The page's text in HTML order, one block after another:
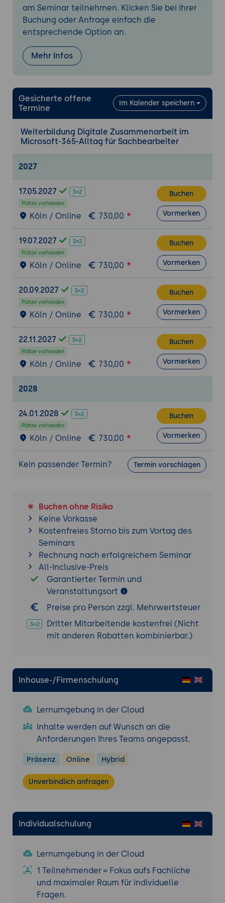
Inhalte teilen
Sofern Copilot lizenziert ist:
Besprechungen zusammenfassen und
Verpasstes aufholen
Praxis-Übung:
gemeinsam an der Kanaldatei arbeiten.
4. Teilen, Berechtigungen und Links sicher
handhaben
Über Links teilen statt Anhänge versenden
Intern, für bestimmte Personen oder
Lese- und Bearbeitungsrechte bewusst
Wann Vorsicht geboten ist und was nicht
Praxis-Übung:
Eine Datei mit gezielten
Rechten an eine Person freigeben und
einen sicheren Freigabelink erstellen.
5. Wiederfinden und Ordnung halten
Dateien und Inhalte gezielt suchen und
wiederfinden
Sinnvolle Benennung und Ablagestruktur
im Team
Sofern Copilot lizenziert ist: Dateien
finden und Inhalte zusammenfassen
lassen
Praxis-Übung:
Eine kleine Ablagestruktur
gezielt wiederfinden.
6. Sicher zusammenarbeiten als Gewohnheit
und Peer-Review
Die wichtigsten Routinen für den Alltag
zusammenführen
Praxis-Übung (Peer-Review):Die Ablage-
Auffindbarkeit und sichere Freigabe prüfen
und Verbesserungen festhalten.
am Seminar teilnehmen. Klicken Sie bei Ihrer
Buchung oder Anfrage einfach die
entsprechende Option an.
Mehr Infos
Gesicherte offene
Termine
Im Kalender speichern
Weiterbildung Digitale Zusammenarbeit im
Microsoft-365-Alltag für Sachbearbeiter
2027
17.05.2027
Plätze vorhanden
Köln / Online 730,00
Buchen
Vormerken
19.07.2027
Plätze vorhanden
Köln / Online 730,00
Buchen
Vormerken
20.09.2027
Plätze vorhanden
Köln / Online 730,00
Buchen
Vormerken
22.11.2027
Plätze vorhanden
Köln / Online 730,00
Buchen
Vormerken
2028
24.01.2028
Plätze vorhanden
Köln / Online 730,00
Buchen
Vormerken
Kein passender Termin? Termin vorschlagen
Buchen ohne Risiko
Keine Vorkasse
Kostenfreies Storno bis zum Vortag des
Seminars
Rechnung nach erfolgreichem Seminar
All-Inclusive-Preis
Garantierter Termin und
Veranstaltungsort
Preise pro Person zzgl. Mehrwertsteuer
Dritter Mitarbeitende kostenfrei (Nicht
mit anderen Rabatten kombinierbar.)
Inhouse-/Firmenschulung
Lernumgebung in der Cloud
Inhalte werden auf Wunsch an die
Anforderungen Ihres Teams angepasst.
Präsenz Online Hybrid
Unverbindlich anfragen
Individualschulung
Lernumgebung in der Cloud
1 Teilnehmender = Fokus aufs Fachliche
und maximaler Raum für individuelle
Fragen.